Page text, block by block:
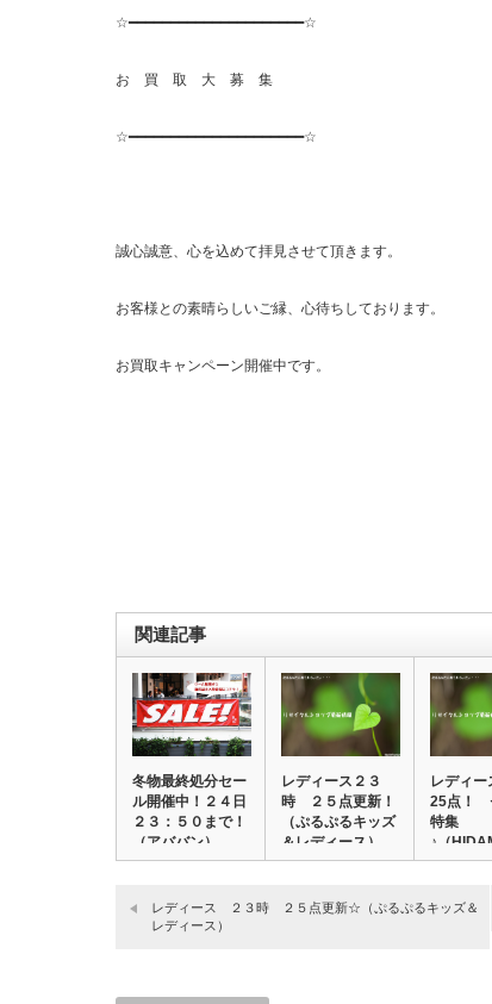
☆━━━━━━━━━━━━━━━━━━━━━☆
お 買 取 大 募 集
☆━━━━━━━━━━━━━━━━━━━━━☆
誠心誠意、心を込めて拝見させて頂きます。
お客様との素晴らしいご縁、心待ちしております。
お買取キャンペーン開催中です。
関連記事
冬物最終処分セー
ル開催中！２４日
２３：５０まで！
（アババン）
レディース２３
時 ２５点更新！
（ぷるぷるキッズ
＆レディース）
レディ
25点！
特集
♪（
レディース ２３時 ２５点更新☆（ぷるぷるキッズ＆
レディース）